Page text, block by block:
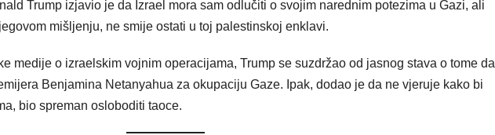
Trump izjavio je da Izrael mora sam odlučiti o svojim narednim potezima u Gazi, ali
mišljenju, ne smije ostati u toj palestinskoj enklavi.
medije o izraelskim vojnim operacijama, Trump se suzdržao od jasnog stava o tome da
Benjamina Netanyahua za okupaciju Gaze. Ipak, dodao je da ne vjeruje kako bi
bio spreman osloboditi taoce.